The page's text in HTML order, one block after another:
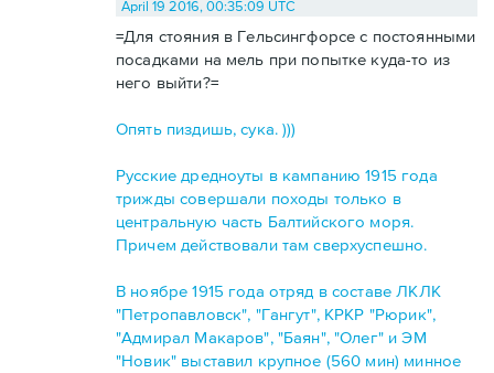
April 19 2016, 00:35:09 UTC
=Для стояния в Гельсингфорсе с постоянными
посадками на мель при попытке куда-то из
него выйти?=
Опять пиздишь, сука. )))
Русские дредноуты в кампанию 1915 года
трижды совершали походы только в
центральную часть Балтийского моря.
Причем действовали там сверхуспешно.
В ноябре 1915 года отряд в составе ЛКЛК
"Петропавловск", "Гангут", КРКР "Рюрик",
"Адмирал Макаров", "Баян", "Олег" и ЭМ
"Новик" выставил крупное (560 мин) минное